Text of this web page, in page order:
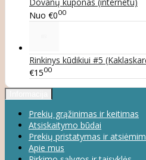
Nuo €000
Rinkinys kūdikiui #5
€1500
Prekių grąžinimas ir keitimas
Atsiskaitymo būdai
Prekių pristatymas ir
Apie mus